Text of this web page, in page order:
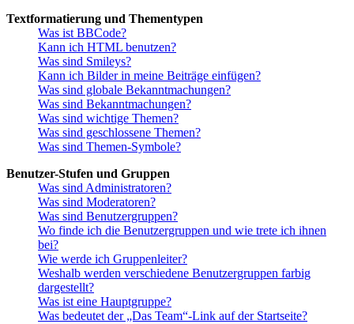
Textformatierung und Thementypen
Was ist BBCode?
Kann ich HTML benutzen?
Was sind Smileys?
Kann ich Bilder in meine Beiträge einfügen?
Was sind globale Bekanntmachungen?
Was sind Bekanntmachungen?
Was sind wichtige Themen?
Was sind geschlossene Themen?
Was sind Themen-Symbole?
Benutzer-Stufen und Gruppen
Was sind Administratoren?
Was sind Moderatoren?
Was sind Benutzergruppen?
Wo finde ich die Benutzergruppen und wie trete ich ihnen
bei?
Wie werde ich Gruppenleiter?
Weshalb werden verschiedene Benutzergruppen farbig
dargestellt?
Was ist eine Hauptgruppe?
Was bedeutet der „Das Team“-Link auf der Startseite?